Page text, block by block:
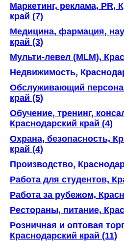
Маркетинг, реклама, PR,
край (7)
Медицина, фармация,
край (3)
Мульти-левел (MLM),
Недвижимость,
Обслуживающий
край (5)
Обучение, тренинг,
Краснодарский край (4)
Охрана, безопасность,
край (4)
Производство,
Работа для студентов,
Работа за рубежом,
Рестораны, питание,
Розничная и оптовая
Краснодарский край (11)